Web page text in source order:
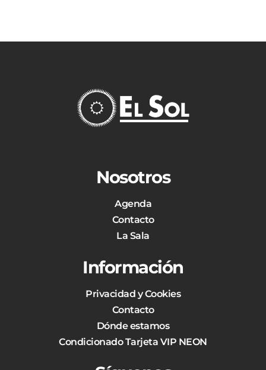
Nosotros
Agenda
Contacto
La Sala
Información
Privacidad y Cookies
Contacto
Dónde estamos
Condicionado Tarjeta VIP NEON